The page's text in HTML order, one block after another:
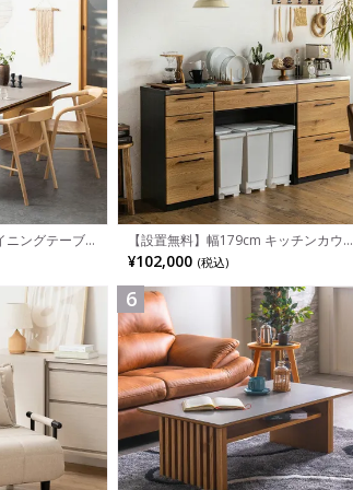
ニングテーブ
ックテーブ
【設置無料】幅179cm キッチンカウン
ター ステンレス天板 引き出し 収納 食
器棚 ゴミ箱スペース 組み換え可能 レン
ダン ナチュラル グレー
¥102,000 (税込)
6